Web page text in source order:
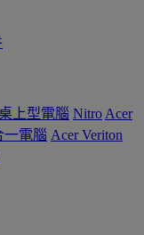
上型電腦 Nitro Acer
一電腦 Acer Veriton